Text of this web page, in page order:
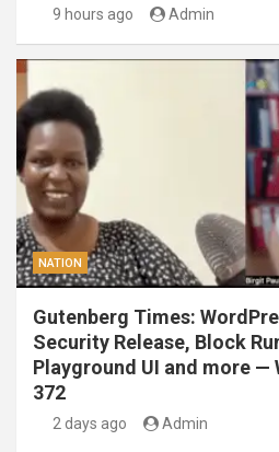
9 hours ago Admin
NATION
Gutenberg Times:
Security Release, Block
Playground UI and more —
372
2 days ago Admin